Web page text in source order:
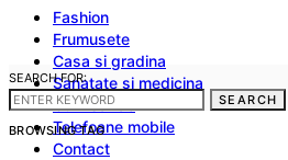
Fashion
Frumusete
Casa si gradina
Sanatate si medicina
Cum sa fac
Telefoane mobile
Contact
SEARCH FOR:
SEARCH
BROWSING TAG